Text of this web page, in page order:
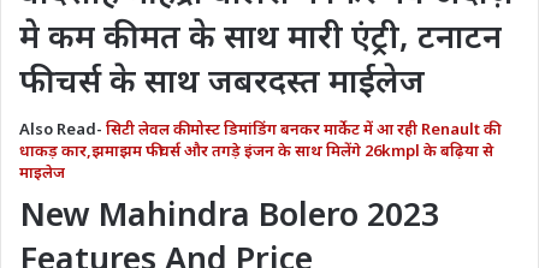
मे कम कीमत के साथ मारी एंट्री, टनाटन
फीचर्स के साथ जबरदस्त माईलेज
Also Read- सिटी लेवल की मोस्ट डिमांडिंग बनकर मार्केट में आ रही Renault की
धाकड़ कार,झमाझम फीचर्स और तगड़े इंजन के साथ मिलेंगे 26kmpl के बढ़िया से
माइलेज
New Mahindra Bolero 2023
Features And Price